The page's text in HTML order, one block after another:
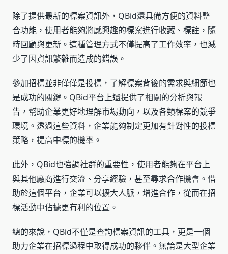
除了提供最新的標案資訊外，QBid還具備方便的資料整
合功能，使用者能夠將感興趣的標案進行收藏、標註，隨
時回顧與更新。這種管理方式不僅提高了工作效率，也減
少了因資訊繁雜而造成的錯誤。
參加招標並非僅僅是投標，了解標案背後的需求與細節也
是成功的關鍵。QBid平台上還提供了相關的分析與報
告，幫助企業更好地理解市場動向，以及各類標案的競爭
環境。透過這些資料，企業能夠制定更加有針對性的投標
策略，提高中標的機率。
此外，QBid也強調社群的重要性，使用者能夠在平台上
與其他廠商進行交流、分享經驗，甚至尋求合作機會。借
助於這個平台，企業可以擴大人脈，增進合作，從而在招
標活動中佔據更有利的位置。
總的來說，QBid不僅是查詢標案資訊的工具，更是一個
助力企業在招標過程中取得成功的夥伴。無論是大型企業